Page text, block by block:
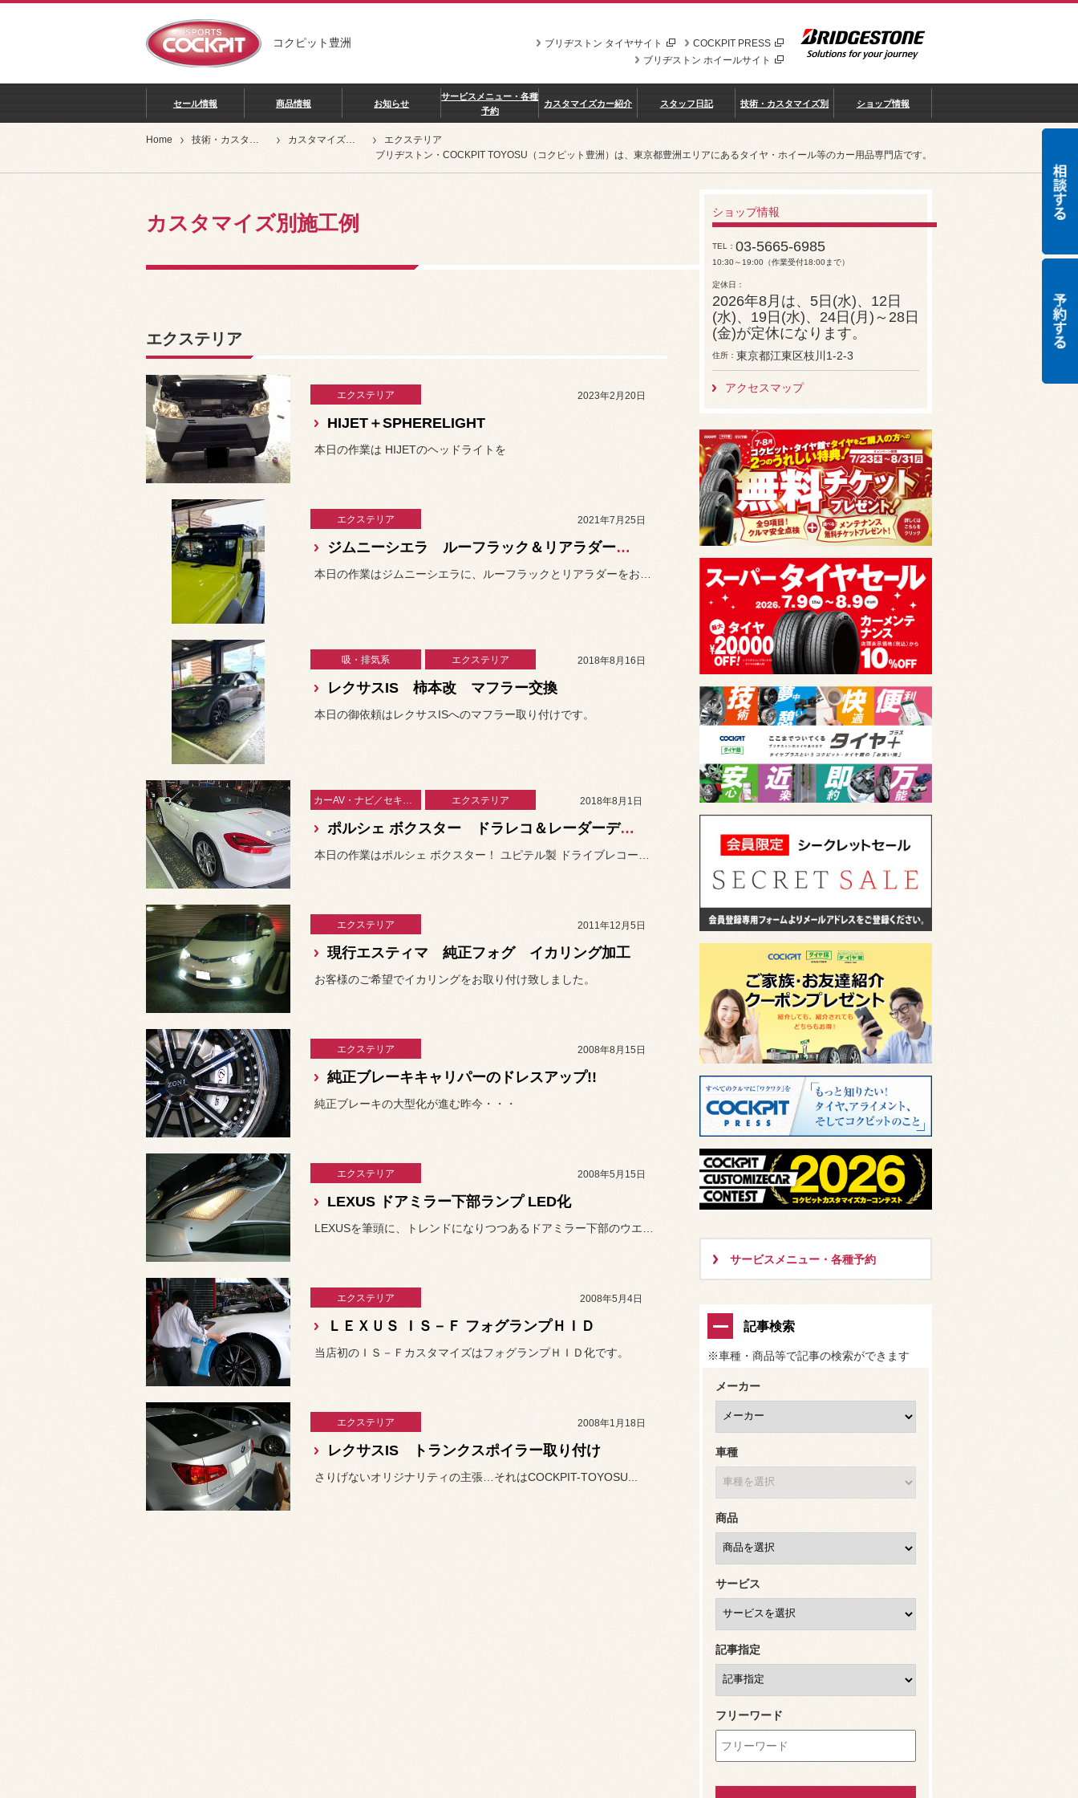
コクピット豊洲 COCKPIT PRESS
ブリヂストン タイヤサイト
ブリヂストン ホイールサイト
セール情報 商品情報 お知らせ
サービスメニュー・各種
予約
カスタマイズカー紹介 スタッフ日記 技術・カスタマイズ別 ショップ情報
Home 技術・カスタマイズ別 カスタマイズ別施工例
エクステリア
ブリヂストン・COCKPIT TOYOSU（コクピット豊洲）は、東京都豊洲エリアにあるタイヤ・ホイール等のカー用品専門店です。
カスタマイズ別施工例
エクステリア
エクステリア 2023年2月20日
HIJET＋SPHERELIGHT
本日の作業は HIJETのヘッドライトを
エクステリア 2021年7月25日
ジムニーシエラ ルーフラック＆リアラダー取り付け
吸・排気系 エクステリア 2018年8月16日
レクサスIS 柿本改 マフラー交換
本日の御依頼はレクサスISへのマフラー取り付けです。
カーAV・ナビ／セキュリティー エクステリア 2018年8月1日
ポルシェ ボクスター ドラレコ＆レーダーディテクター取り付け
エクステリア 2011年12月5日
現行エスティマ 純正フォグ イカリング加工
お客様のご希望でイカリングをお取り付け致しました。
エクステリア 2008年8月15日
純正ブレーキキャリパーのドレスアップ!!
純正ブレーキの大型化が進む昨今・・・
エクステリア 2008年5月15日
LEXUS ドアミラー下部ランプ LED化
エクステリア 2008年5月4日
ＬＥＸＵＳ ＩＳ－Ｆ フォグランプＨＩＤ
当店初のＩＳ－ＦカスタマイズはフォグランプＨＩＤ化です。
エクステリア 2008年1月18日
レクサスIS トランクスポイラー取り付け
さりげないオリジナリティの主張…それはCOCKPIT-TOYOSU...
ショップ情報
TEL 03-5665-6985
10:30～19:00（作業受付18:00まで）
定休日
2026年8月は、5日(水)、12日
(水)、19日(水)、24日(月)～28日
(金)が定休になります。
住所 東京都江東区枝川1-2-3
アクセスマップ
サービスメニュー・各種予約
記事検索
※車種・商品等で記事の検索ができます
メーカー
車種
商品
サービス
記事指定
フリーワード